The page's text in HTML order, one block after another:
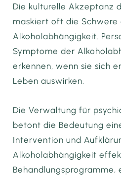
Die kulturelle Akzeptanz
maskiert oft die Schwere
Alkoholabhängigkeit.
Symptome der
erkennen, wenn sie sich
Leben auswirken.
Die Verwaltung für
betont die Bedeutung
Intervention und
Alkoholabhängigkeit
Behandlungsprogramme,